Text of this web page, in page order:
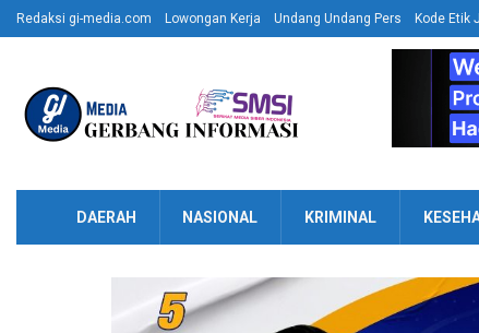
Redaksi gi-media.com Lowongan Kerja Undang Undang Pers Kode Etik
DAERAH NASIONAL KRIMINAL